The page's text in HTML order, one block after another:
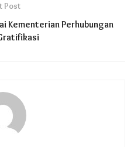
Post
Kementerian Perhubungan